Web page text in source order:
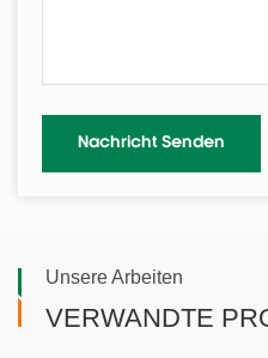
Unsere Arbeiten
VERWANDTE